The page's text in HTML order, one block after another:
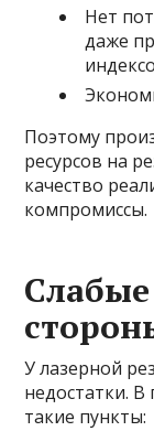
Нет
даже
Поэтому
ресурсов на
качество
компромиссы.
У лазерной
недостатки.
такие пункты: